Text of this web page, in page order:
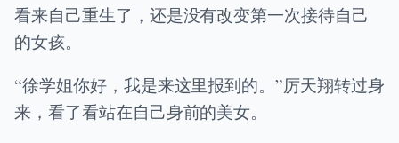
看来自己重生了，还是没有改变第一次接待自己
的女孩。
“徐学姐你好，我是来这里报到的。”厉天翔转过身
来，看了看站在自己身前的美女。